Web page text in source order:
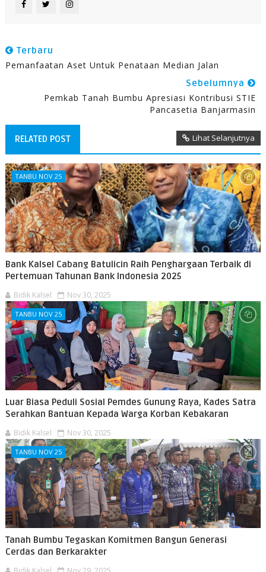
Terbaru
Pemanfaatan Aset Untuk Penataan Median Jalan
Sebelumnya
Pemkab Tanah Bumbu Apresiasi Kontribusi STIE
Pancasetia Banjarmasin
RELATED POST Lihat Selanjutnya
TANBU NOV 25
Bank Kalsel Cabang Batulicin Raih Penghargaan Terbaik di
Pertemuan Tahunan Bank Indonesia 2025
Bidik Kalsel Nov 30, 2025
TANBU NOV 25
Luar Biasa Peduli Sosial Pemdes Gunung Raya, Kades Satra
Serahkan Bantuan Kepada Warga Korban Kebakaran
Bidik Kalsel Nov 30, 2025
TANBU NOV 25
Tanah Bumbu Tegaskan Komitmen Bangun Generasi
Cerdas dan Berkarakter